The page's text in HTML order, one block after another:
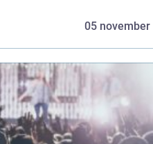
05 november